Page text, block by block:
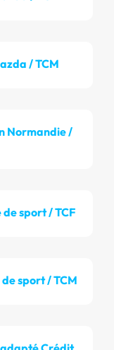
/ TCM
Normandie /
sport / TCF
sport / TCM